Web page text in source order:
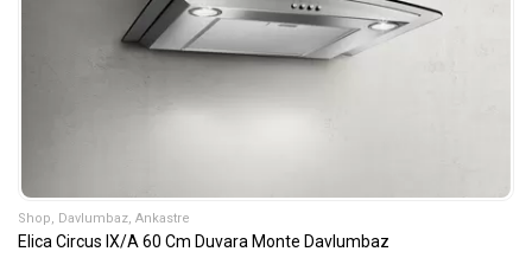
Shop, Davlumbaz, Ankastre
Elica Circus IX/A 60 Cm Duvara Monte Davlumbaz